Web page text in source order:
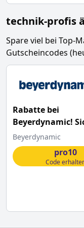
technik-profis
Spare viel bei Top-
Gutscheincodes
Rabatte bei
Beyerdynamic!
10%
mit diesem
Beyerdynamic
pro10
Code